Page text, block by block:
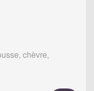
chèvre,